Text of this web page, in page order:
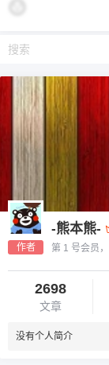
作者
-熊本熊-
第 1 号会员，
2698
文章
没有个人简介